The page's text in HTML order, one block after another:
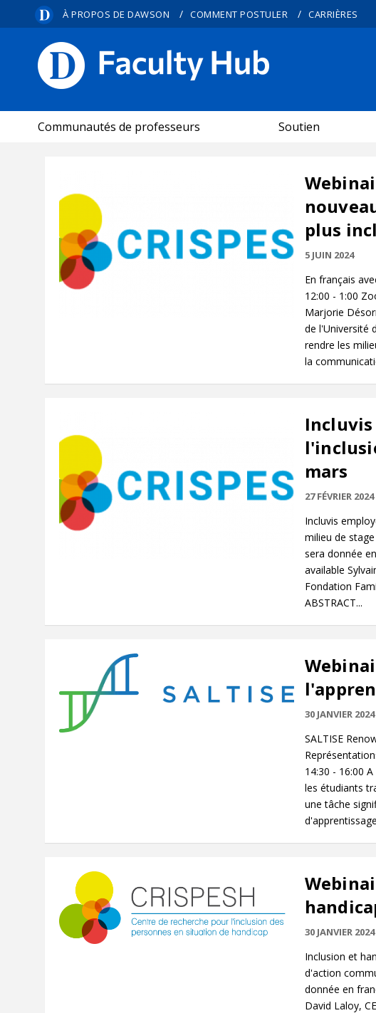
À PROPOS DE DAWSON / COMMENT POSTULER / CARRIÈRES
Communautés de professeurs Soutien
plus
5 JUIN 2024
En français
12:00 - 1:00
Marjorie
de l'Université
rendre les
la
mars
27 FÉVRIER 2024
Incluvis
milieu de
sera donnée
available
Fondation
ABSTRACT...
30 JANVIER 2024
SALTISE
14:30 - 16:00
les étudiants
une tâche
30 JANVIER 2024
Inclusion et
d'action
donnée en
David Laloy,